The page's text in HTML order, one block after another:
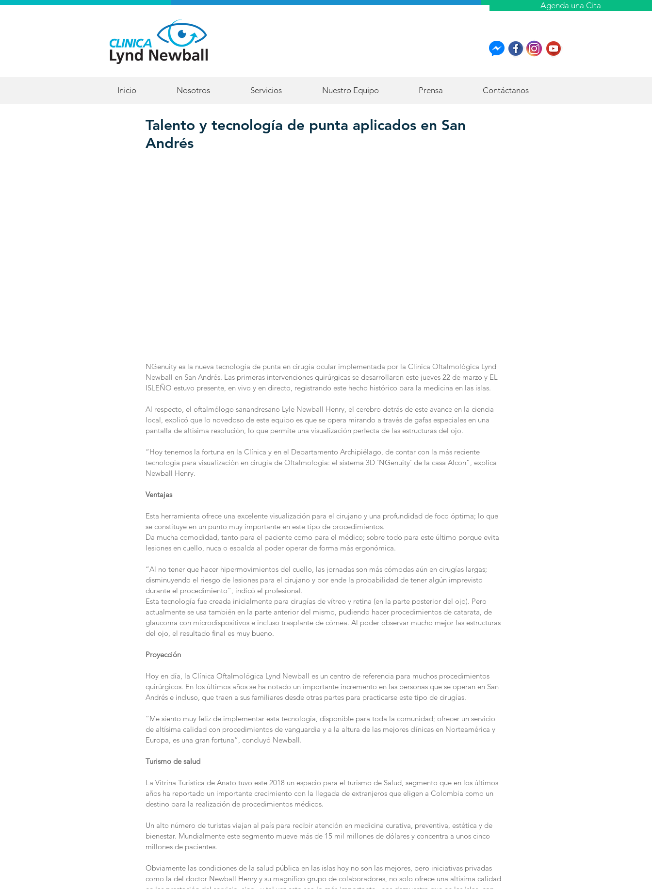
Agenda una Cita
Inicio Nosotros Servicios Nuestro Equipo Prensa Contáctanos
Talento y tecnología de punta aplicados en San
Andrés
NGenuity es la nueva tecnología de punta en cirugía ocular implementada por la Clínica Oftalmológica Lynd
Newball en San Andrés. Las primeras intervenciones quirúrgicas se desarrollaron este jueves 22 de marzo y EL
ISLEÑO estuvo presente, en vivo y en directo, registrando este hecho histórico para la medicina en las islas.
Al respecto, el oftalmólogo sanandresano Lyle Newball Henry, el cerebro detrás de este avance en la ciencia
local, explicó que lo novedoso de este equipo es que se opera mirando a través de gafas especiales en una
pantalla de altísima resolución, lo que permite una visualización perfecta de las estructuras del ojo.
“Hoy tenemos la fortuna en la Clínica y en el Departamento Archipiélago, de contar con la más reciente
tecnología para visualización en cirugía de Oftalmología: el sistema 3D ‘NGenuity’ de la casa Alcon”, explica
Newball Henry.
Ventajas
Esta herramienta ofrece una excelente visualización para el cirujano y una profundidad de foco óptima; lo que
se constituye en un punto muy importante en este tipo de procedimientos.
Da mucha comodidad, tanto para el paciente como para el médico; sobre todo para este último porque evita
lesiones en cuello, nuca o espalda al poder operar de forma más ergonómica.
“Al no tener que hacer hipermovimientos del cuello, las jornadas son más cómodas aún en cirugías largas;
disminuyendo el riesgo de lesiones para el cirujano y por ende la probabilidad de tener algún imprevisto
durante el procedimiento”, indicó el profesional.
Esta tecnología fue creada inicialmente para cirugías de vítreo y retina (en la parte posterior del ojo). Pero
actualmente se usa también en la parte anterior del mismo, pudiendo hacer procedimientos de catarata, de
glaucoma con microdispositivos e incluso trasplante de córnea. Al poder observar mucho mejor las estructuras
del ojo, el resultado final es muy bueno.
Proyección
Hoy en día, la Clínica Oftalmológica Lynd Newball es un centro de referencia para muchos procedimientos
quirúrgicos. En los últimos años se ha notado un importante incremento en las personas que se operan en San
Andrés e incluso, que traen a sus familiares desde otras partes para practicarse este tipo de cirugías.
“Me siento muy feliz de implementar esta tecnología, disponible para toda la comunidad; ofrecer un servicio
de altísima calidad con procedimientos de vanguardia y a la altura de las mejores clínicas en Norteamérica y
Europa, es una gran fortuna”, concluyó Newball.
Turismo de salud
La Vitrina Turística de Anato tuvo este 2018 un espacio para el turismo de Salud, segmento que en los últimos
años ha reportado un importante crecimiento con la llegada de extranjeros que eligen a Colombia como un
destino para la realización de procedimientos médicos.
Un alto número de turistas viajan al país para recibir atención en medicina curativa, preventiva, estética y de
bienestar. Mundialmente este segmento mueve más de 15 mil millones de dólares y concentra a unos cinco
millones de pacientes.
Obviamente las condiciones de la salud pública en las islas hoy no son las mejores, pero iniciativas privadas
como la del doctor Newball Henry y su magnífico grupo de colaboradores, no solo ofrece una altísima calidad